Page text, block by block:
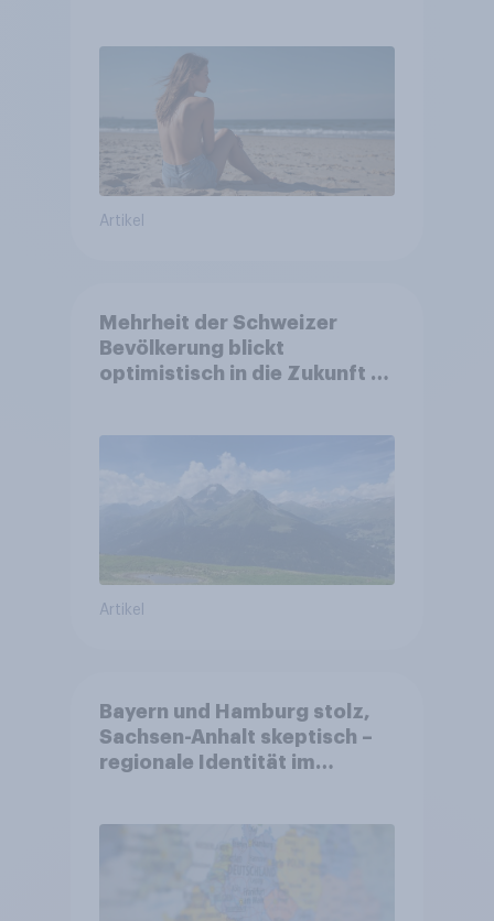
Artikel
Mehrheit der Schweizer
Bevölkerung blickt
optimistisch in die Zukunft –
Altersvorsorge
Artikel
Bayern und Hamburg stolz,
Sachsen-Anhalt skeptisch –
regionale Identität im